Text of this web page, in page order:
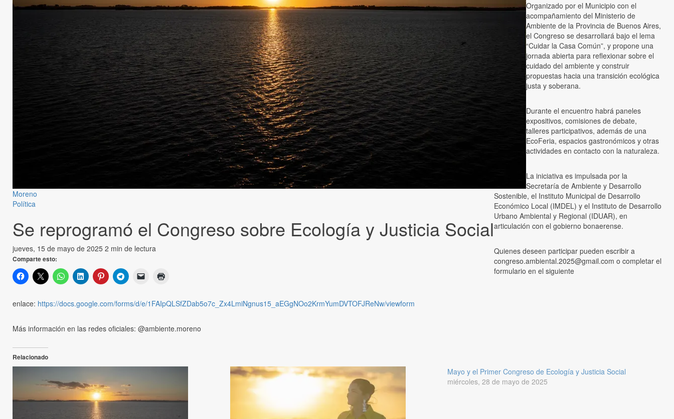
Moreno
Política
Se reprogramó el Congreso sobre Ecología y Justicia Social
jueves, 15 de mayo de 2025 2 min de lectura
Comparte esto:
Organizado por el Municipio con el
acompañamiento del Ministerio de
Ambiente de la Provincia de Buenos Aires,
el Congreso se desarrollará bajo el lema
“Cuidar la Casa Común”, y propone una
jornada abierta para reflexionar sobre el
cuidado del ambiente y construir
propuestas hacia una transición ecológica
justa y soberana.
Durante el encuentro habrá paneles
expositivos, comisiones de debate,
talleres participativos, además de una
EcoFeria, espacios gastronómicos y otras
actividades en contacto con la naturaleza.
La iniciativa es impulsada por la
Secretaría de Ambiente y Desarrollo
Sostenible, el Instituto Municipal de Desarrollo
Económico Local (IMDEL) y el Instituto de Desarrollo
Urbano Ambiental y Regional (IDUAR), en
articulación con el gobierno bonaerense.
Quienes deseen participar pueden escribir a
congreso.ambiental.2025@gmail.com o completar el
formulario en el siguiente
enlace: https://docs.google.com/forms/d/e/1FAIpQLSfZDab5o7c_Zx4LmiNgnus15_aEGgNOo2KrmYumDVTOFJReNw/viewform
Más información en las redes oficiales: @ambiente.moreno
Relacionado
Mayo y el Primer Congreso de Ecología y Justicia Social
miércoles, 28 de mayo de 2025